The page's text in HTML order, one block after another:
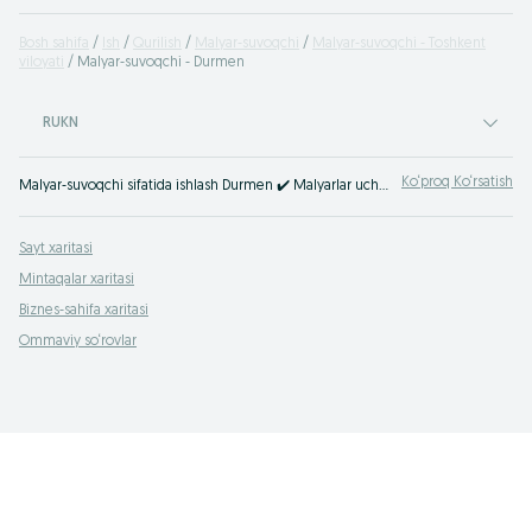
Bosh sahifa Ish Qurilish Malyar-suvoqchi
Malyar-suvoqchi - Toshkent
viloyati
Malyar-suvoqchi - Durmen
RUKN
Malyar-suvoqchi sifatida ishlash Durmen ✔️️️ Malyarlar uchun bo'sh ish o'rinlarining keng tanlovi ⭐ Qurilish sohasidagi eng yaxshi ish takliflari ⮞⮞ OLX.uz Ko‘proq Ko‘rsatish
Sayt xaritasi
Mintaqalar xaritasi
Biznes-sahifa xaritasi
Ommaviy so‘rovlar